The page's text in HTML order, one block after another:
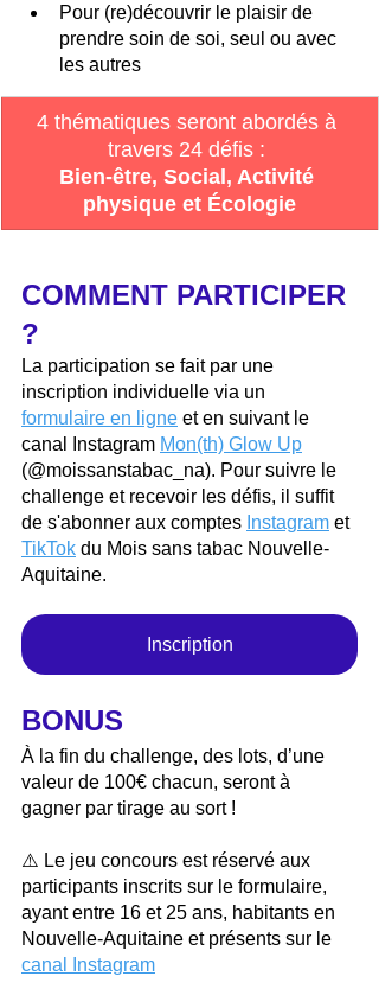
Pour (re)découvrir le plaisir de
prendre soin de soi, seul ou avec
les autres
4 thématiques seront abordés à
travers 24 défis :
Bien-être, Social, Activité
physique et Écologie
COMMENT PARTICIPER
?
La participation se fait par une
inscription individuelle via un
formulaire en ligne et en suivant le
canal Instagram Mon(th) Glow Up
(@moissanstabac_na). Pour suivre le
challenge et recevoir les défis, il suffit
de s'abonner aux comptes Instagram et
TikTok du Mois sans tabac Nouvelle-
Aquitaine.
Inscription
BONUS
À la fin du challenge, des lots, d’une
valeur de 100€ chacun, seront à
gagner par tirage au sort !
⚠️ Le jeu concours est réservé aux
participants inscrits sur le formulaire,
ayant entre 16 et 25 ans, habitants en
Nouvelle-Aquitaine et présents sur le
canal Instagram